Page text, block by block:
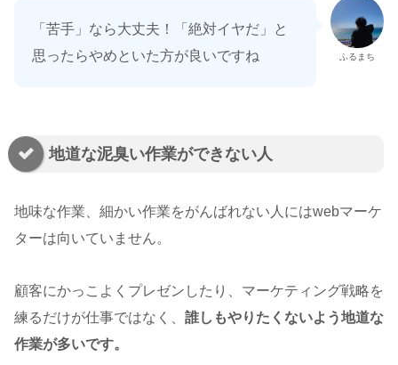
ふるまち
「苦手」なら大丈夫！「絶対イヤだ」と
思ったらやめといた方が良いですね
地道な泥臭い作業ができない人
地味な作業、細かい作業をがんばれない人にはwebマーケ
ターは向いていません。
顧客にかっこよくプレゼンしたり、マーケティング戦略を
練るだけが仕事ではなく、 誰しもやりたくないよう地道な
作業が多いです。